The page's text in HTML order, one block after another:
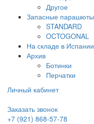
Другое
Запасные парашюты
STANDARD
OCTOGONAL
На складе в Испании
Архив
Ботинки
Перчатки
Личный кабинет
Заказать звонок
+7 (921) 868-57-78